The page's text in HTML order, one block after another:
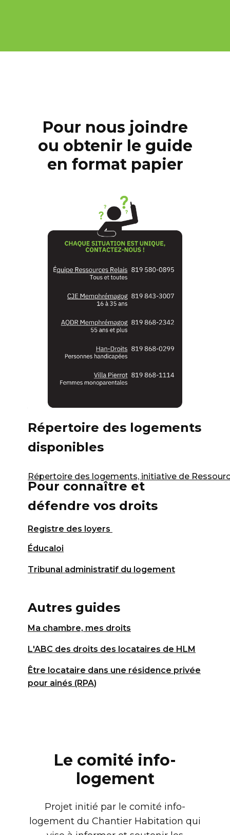
Pour nous joindre
ou obtenir le guide
en format papier
Autres ressources
Répertoire des logements
disponibles
Répertoire des logements, initiative de
Pour connaître et
défendre vos droits
Registre des loyers
Éducaloi
Tribunal administratif du logement
Autres guides
Ma chambre, mes droits
L'ABC des droits des locataires de HLM
Être locataire dans une résidence privée
pour ainés (RPA)
Le comité info-
logement
Projet initié par le comité info-
logement du Chantier Habitation qui